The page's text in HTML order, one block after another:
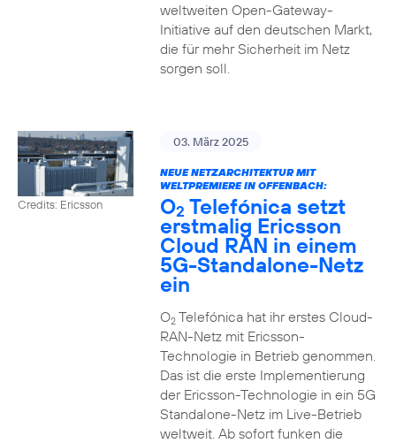
weltweiten Open-Gateway-
Initiative auf den deutschen Markt,
die für mehr Sicherheit im Netz
sorgen soll.
Credits: Ericsson
03. März 2025
NEUE NETZARCHITEKTUR MIT
WELTPREMIERE IN OFFENBACH:
O2 Telefónica setzt
erstmalig Ericsson
Cloud RAN in einem
5G-Standalone-Netz
ein
O2Telefónica hat ihr erstes Cloud-
RAN-Netz mit Ericsson-
Technologie in Betrieb genommen.
Das ist die erste Implementierung
der Ericsson-Technologie in ein 5G
Standalone-Netz im Live-Betrieb
weltweit. Ab sofort funken die